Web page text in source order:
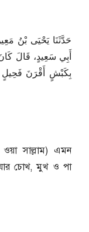
حَدَّثَنَا يَحْيَى بْنُ
أَبِي سَعِيدٍ، قَالَ
بِكَبْشٍ أَقْرَنَ
ওয়া সাল্লাম) এমন
যার চোখ, মুখ ও পা